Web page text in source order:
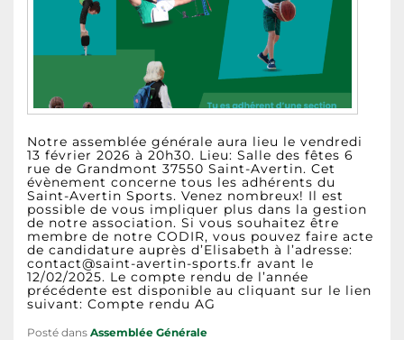
Notre assemblée générale aura lieu le vendredi
13 février 2026 à 20h30. Lieu: Salle des fêtes 6
rue de Grandmont 37550 Saint-Avertin. Cet
évènement concerne tous les adhérents du
Saint-Avertin Sports. Venez nombreux! Il est
possible de vous impliquer plus dans la gestion
de notre association. Si vous souhaitez être
membre de notre CODIR, vous pouvez faire acte
de candidature auprès d’Elisabeth à l’adresse:
contact@saint-avertin-sports.fr avant le
12/02/2025. Le compte rendu de l’année
précédente est disponible au cliquant sur le lien
suivant: Compte rendu AG
Posté dans Assemblée Générale